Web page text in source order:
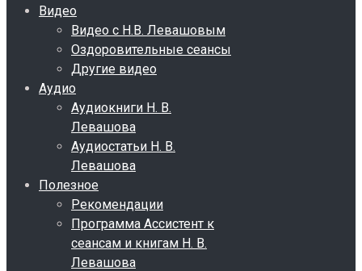
Видео
Видео с Н.В. Левашовым
Оздоровительные сеансы
Другие видео
Аудио
Аудиокниги Н. В.
Левашова
Аудиостатьи Н. В.
Левашова
Полезное
Рекомендации
Программа Ассистент к
сеансам и книгам Н. В.
Левашова